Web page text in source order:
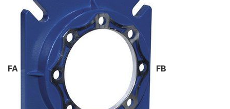
FA FB